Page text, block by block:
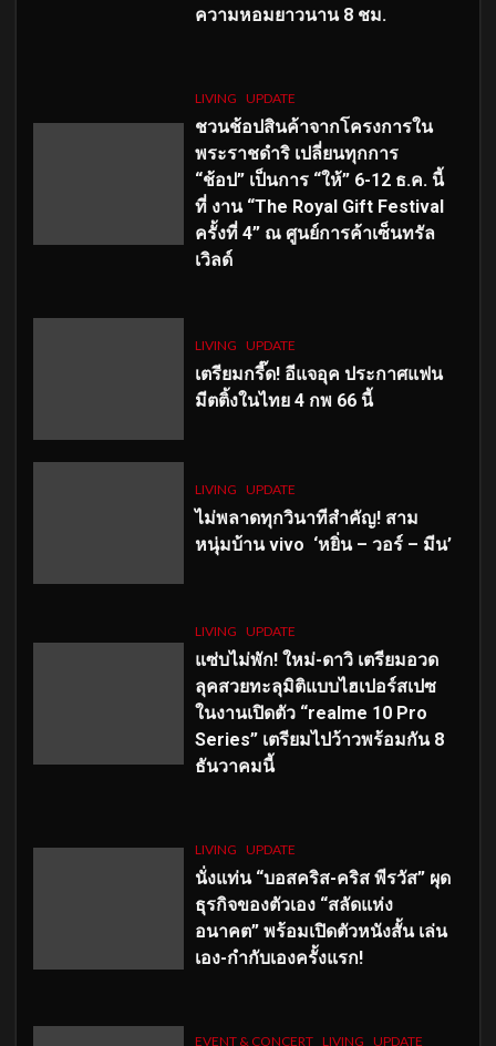
ความหอมยาวนาน 8 ชม.
LIVING UPDATE
ชวนช้อปสินค้าจากโครงการใน
พระราชดำริ เปลี่ยนทุกการ
“ช้อป” เป็นการ “ให้” 6-12 ธ.ค. นี้
ที่ งาน “The Royal Gift Festival
ครั้งที่ 4” ณ ศูนย์การค้าเซ็นทรัล
เวิลด์
LIVING UPDATE
เตรียมกรี๊ด! อีแจอุค ประกาศแฟน
มีตติ้งในไทย 4 กพ 66 นี้
LIVING UPDATE
ไม่พลาดทุกวินาทีสำคัญ! สาม
หนุ่มบ้าน vivo ‘หยิ่น – วอร์ – มีน’
LIVING UPDATE
แซ่บไม่พัก! ใหม่-ดาวิ เตรียมอวด
ลุคสวยทะลุมิติแบบไฮเปอร์สเปซ
ในงานเปิดตัว “realme 10 Pro
Series” เตรียมไปว้าวพร้อมกัน 8
ธันวาคมนี้
LIVING UPDATE
นั่งแท่น “บอสคริส-คริส พีรวัส” ผุด
ธุรกิจของตัวเอง “สลัดแห่ง
อนาคต” พร้อมเปิดตัวหนังสั้น เล่น
เอง-กำกับเองครั้งแรก!
EVENT & CONCERT LIVING UPDATE